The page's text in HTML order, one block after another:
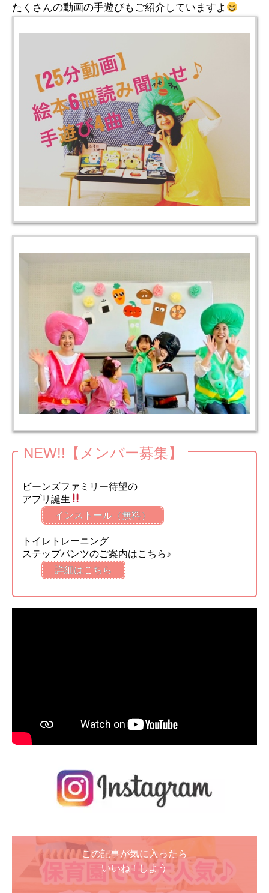
たくさんの動画の手遊びもご紹介していますよ
NEW!!【メンバー募集】
ビーンズファミリー待望の
アプリ誕生
インストール（無料）
トイレトレーニング
ステップパンツのご案内はこちら♪
詳細はこちら
この記事が気に入ったら
いいね ! しよう